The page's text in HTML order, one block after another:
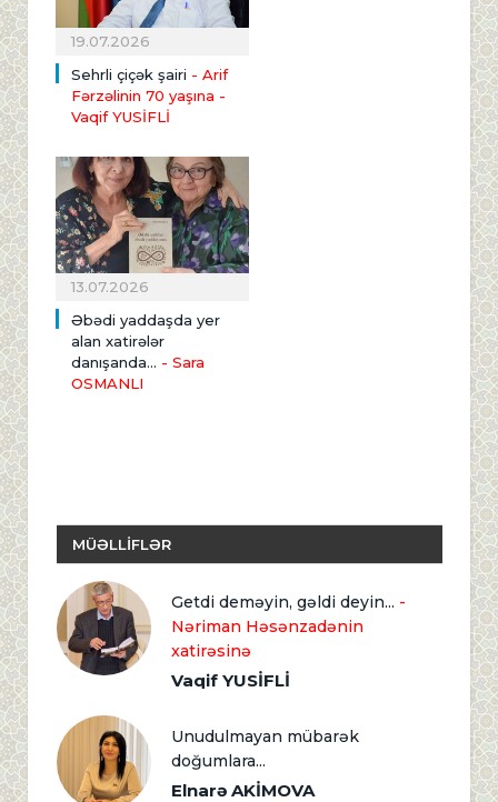
19.07.2026
Sehrli çiçək şairi - Arif
Fərzəlinin 70 yaşına -
Vaqif YUSİFLİ
13.07.2026
Əbədi yaddaşda yer
alan xatirələr
danışanda... - Sara
OSMANLI
MÜƏLLİFLƏR
Getdi deməyin, gəldi deyin... -
Nəriman Həsənzadənin
xatirəsinə
Vaqif YUSİFLİ
Unudulmayan mübarək
doğumlara...
Elnarə AKİMOVA